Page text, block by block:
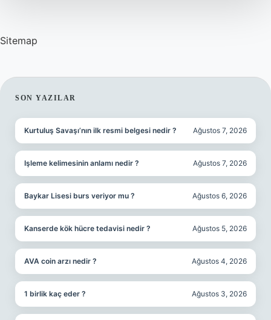
Sitemap
SIDEBAR
SON YAZILAR
Kurtuluş Savaşı’nın ilk resmi belgesi nedir ? Ağustos 7, 2026
Işleme kelimesinin anlamı nedir ? Ağustos 7, 2026
Baykar Lisesi burs veriyor mu ? Ağustos 6, 2026
Kanserde kök hücre tedavisi nedir ? Ağustos 5, 2026
AVA coin arzı nedir ? Ağustos 4, 2026
1 birlik kaç eder ? Ağustos 3, 2026